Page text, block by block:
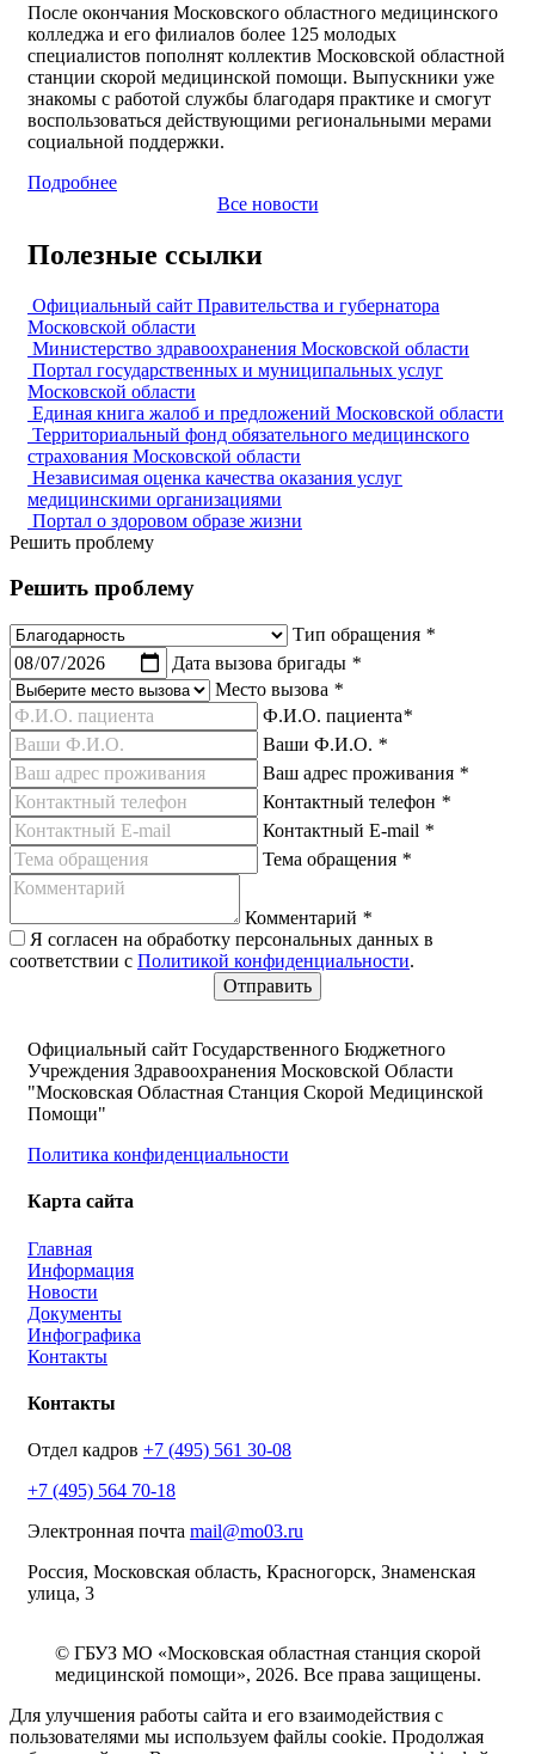
После окончания Московского областного медицинского
колледжа и его филиалов более 125 молодых
специалистов пополнят коллектив Московской областной
станции скорой медицинской помощи. Выпускники уже
знакомы с работой службы благодаря практике и смогут
воспользоваться действующими региональными мерами
социальной поддержки.
Подробнее
Все новости
Полезные ссылки
Официальный сайт Правительства и губернатора
Московской области
Министерство здравоохранения Московской области
Портал государственных и муниципальных услуг
Московской области
Единая книга жалоб и предложений Московской области
Территориальный фонд обязательного медицинского
страхования Московской области
Независимая оценка качества оказания услуг
медицинскими организациями
Портал о здоровом образе жизни
Решить проблему
Решить проблему
Тип обращения *
Дата вызова бригады *
Место вызова *
Ф.И.О. пациента*
Ваши Ф.И.О. *
Ваш адрес проживания *
Контактный телефон *
Контактный E-mail *
Тема обращения *
Комментарий *
Я согласен на обработку персональных данных в
соответствии с Политикой конфиденциальности.
Официальный сайт Государственного Бюджетного
Учреждения Здравоохранения Московской Области
"Московская Областная Станция Скорой Медицинской
Помощи"
Политика конфиденциальности
Карта сайта
Главная
Информация
Новости
Документы
Инфографика
Контакты
Контакты
Отдел кадров +7 (495) 561 30-08
+7 (495) 564 70-18
Электронная почта mail@mo03.ru
Россия, Московская область, Красногорск, Знаменская
улица, 3
© ГБУЗ МО «Московская областная станция скорой
медицинской помощи», 2026. Все права защищены.
Для улучшения работы сайта и его взаимодействия с
пользователями мы используем файлы cookie. Продолжая